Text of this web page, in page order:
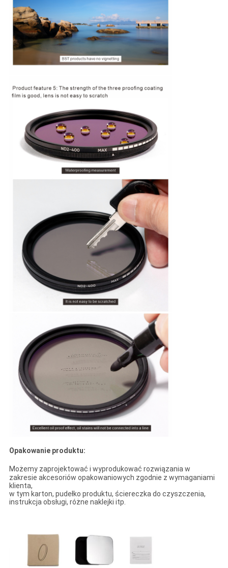
Opakowanie produktu:
Możemy zaprojektować i wyprodukować rozwiązania w
zakresie akcesoriów opakowaniowych zgodnie z wymaganiami
klienta,
w tym karton, pudełko produktu, ściereczka do czyszczenia,
instrukcja obsługi, różne naklejki itp.